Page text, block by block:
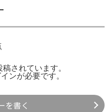
されています。
ンが必要です。
を書く